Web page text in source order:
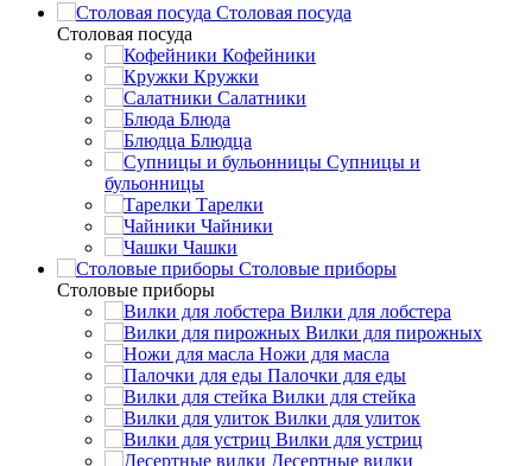
Столовая посуда
Столовая посуда
Кофейники
Кружки
Салатники
Блюда
Блюдца
Супницы и
бульонницы
Тарелки
Чайники
Чашки
Cтоловые приборы
Cтоловые приборы
Вилки для лобстера
Вилки для пирожных
Ножи для масла
Палочки для еды
Вилки для стейка
Вилки для улиток
Вилки для устриц
Десертные вилки